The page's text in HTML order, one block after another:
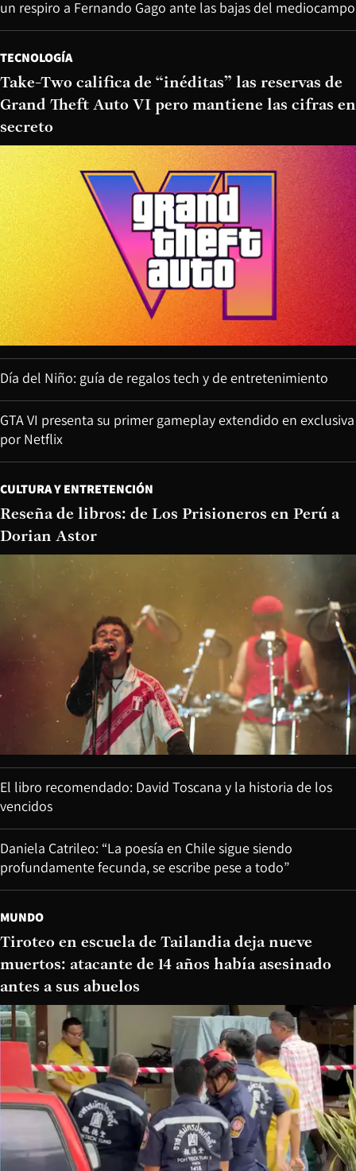
un respiro a Fernando Gago ante las bajas del mediocampo
TECNOLOGÍA
Take-Two califica de “inéditas” las reservas de
Grand Theft Auto VI pero mantiene las cifras en
secreto
Día del Niño: guía de regalos tech y de entretenimiento
GTA VI presenta su primer gameplay extendido en exclusiva
por Netflix
CULTURA Y ENTRETENCIÓN
Reseña de libros: de Los Prisioneros en Perú a
Dorian Astor
El libro recomendado: David Toscana y la historia de los
vencidos
Daniela Catrileo: “La poesía en Chile sigue siendo
profundamente fecunda, se escribe pese a todo”
MUNDO
Tiroteo en escuela de Tailandia deja nueve
muertos: atacante de 14 años había asesinado
antes a sus abuelos